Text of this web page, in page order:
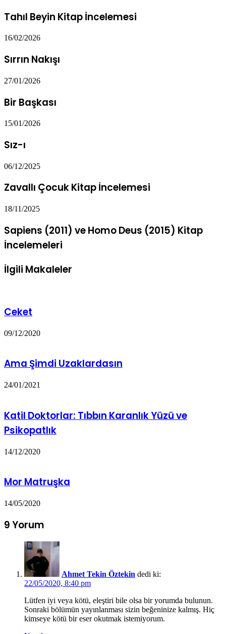
Tahıl Beyin Kitap İncelemesi
16/02/2026
Sırrın Nakışı
27/01/2026
Bir Başkası
15/01/2026
Sız-ı
06/12/2025
Zavallı Çocuk Kitap İncelemesi
18/11/2025
Sapiens (2011) ve Homo Deus (2015) Kitap
İncelemeleri
İlgili Makaleler
Ceket
09/12/2020
Ama Şimdi Uzaklardasın
24/01/2021
Katil Doktorlar: Tıbbın Karanlık Yüzü ve
Psikopatlık
14/12/2020
Mor Matruşka
14/05/2020
9 Yorum
Ahmet Tekin Öztekin dedi ki:
22/05/2020, 8:40 pm
Lütfen iyi veya kötü, eleştiri bile olsa bir yorumda bulunun.
Sonraki bölümün yayınlanması sizin beğeninize kalmış. Hiç
kimseye kötü bir eser okutmak istemiyorum.